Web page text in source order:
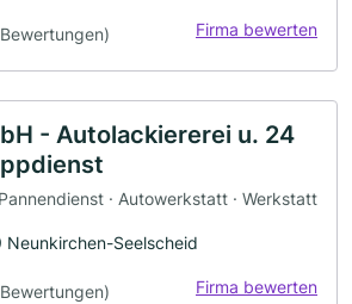
Firma bewerten
- Autolackiererei u. 24
· Autowerkstatt · Werkstatt
Seelscheid
Firma bewerten